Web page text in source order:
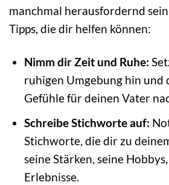
manchmal herausfordernd
Tipps, die dir helfen können:
Nimm dir Zeit und Ruhe:
ruhigen Umgebung hin und
Gefühle für deinen Vater
Schreibe Stichworte auf:
Stichworte, die dir zu
seine Stärken, seine
Erlebnisse.